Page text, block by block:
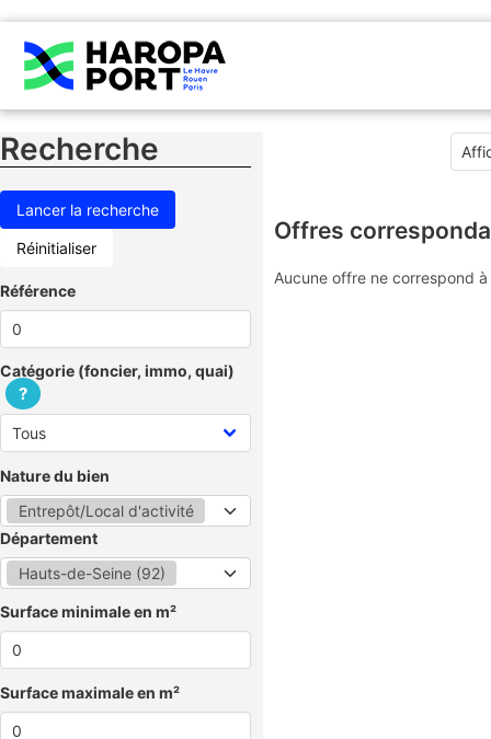
Recherche
Réinitialiser
Référence
Catégorie (foncier, immo, quai)
?
Nature du bien
Entrepôt/Local d'activité
Département
Hauts-de-Seine (92)
Surface minimale en m²
Surface maximale en m²
Offres
Aucune offre ne correspond